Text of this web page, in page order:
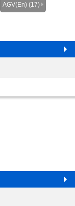
AGV(En) (17)